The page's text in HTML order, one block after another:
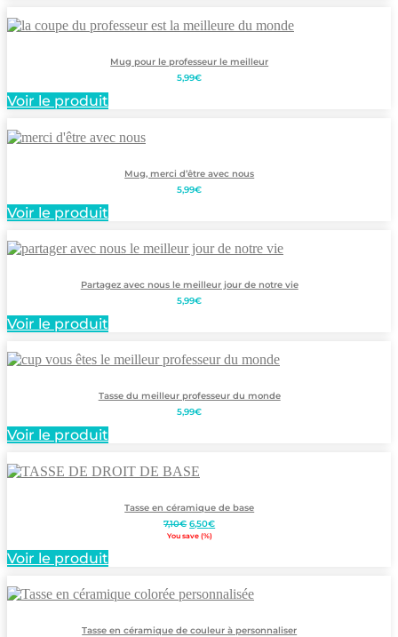
Mug pour le professeur le meilleur
5,99€
Voir le produit
Mug, merci d’être avec nous
5,99€
Voir le produit
Partagez avec nous le meilleur jour de notre vie
5,99€
Voir le produit
Tasse du meilleur professeur du monde
5,99€
Voir le produit
Tasse en céramique de base
7,10€ Le
prix
6,50€Le
You save (%)
Voir le produit
Tasse en céramique de couleur à personnaliser